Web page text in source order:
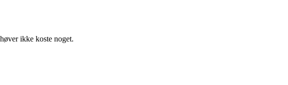
ikke koste noget.